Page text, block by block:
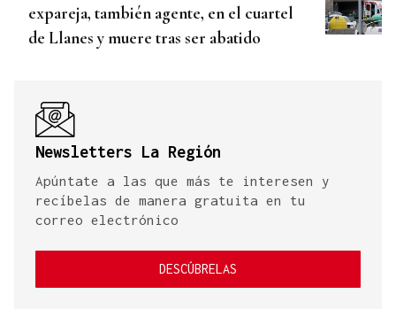
expareja, también agente, en el cuartel
de Llanes y muere tras ser abatido
Newsletters La Región
Apúntate a las que más te interesen y
recíbelas de manera gratuita en tu
correo electrónico
DESCÚBRELAS